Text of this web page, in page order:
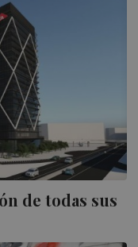
de todas sus